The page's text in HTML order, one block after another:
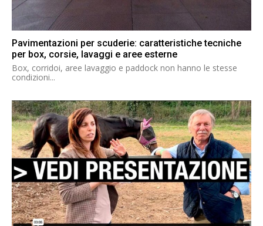
Pavimentazioni per scuderie: caratteristiche tecniche
per box, corsie, lavaggi e aree esterne
Box, corridoi, aree lavaggio e paddock non hanno le stesse
condizioni...